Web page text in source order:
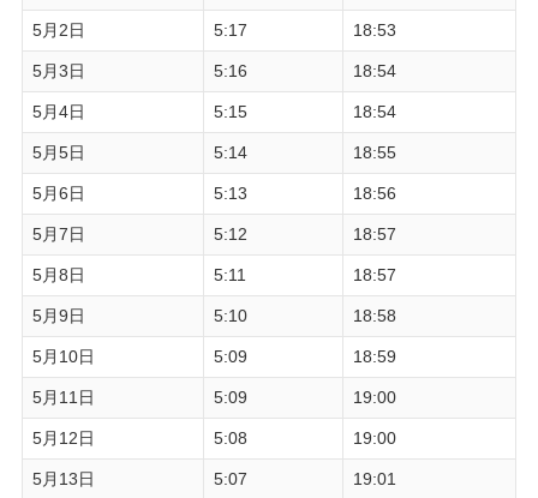
5月2日 5:17 18:53
5月3日 5:16 18:54
5月4日 5:15 18:54
5月5日 5:14 18:55
5月6日 5:13 18:56
5月7日 5:12 18:57
5月8日 5:11 18:57
5月9日 5:10 18:58
5月10日 5:09 18:59
5月11日 5:09 19:00
5月12日 5:08 19:00
5月13日 5:07 19:01